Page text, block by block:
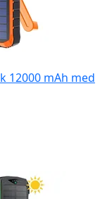
12000 mAh med